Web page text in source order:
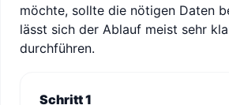
möchte, sollte die nötigen Daten
lässt sich der Ablauf meist sehr
durchführen.
Schritt 1